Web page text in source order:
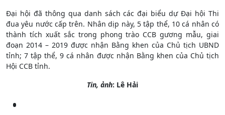
Đại hội đã thông qua danh sách các đại biểu dự Đại hội Thi
đua yêu nước cấp trên. Nhân dịp này, 5 tập thể, 10 cá nhân có
thành tích xuất sắc trong phong trào CCB gương mẫu, giai
đoạn 2014 – 2019 được nhận Bằng khen của Chủ tịch UBND
tỉnh; 7 tập thể, 9 cá nhân được nhận Bằng khen của Chủ tịch
Hội CCB tỉnh.
Tin, ảnh: Lê Hải